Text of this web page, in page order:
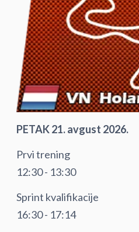
PETAK 21. avgust 2026.
Prvi trening
12:30 - 13:30
Sprint kvalifikacije
16:30 - 17:14